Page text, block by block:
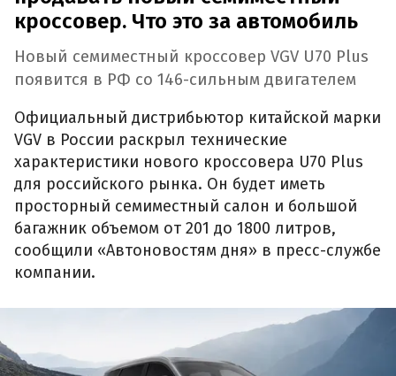
кроссовер. Что это за автомобиль
Новый семиместный кроссовер VGV U70 Plus
появится в РФ со 146-сильным двигателем
Официальный дистрибьютор китайской марки
VGV в России раскрыл технические
характеристики нового кроссовера U70 Plus
для российского рынка. Он будет иметь
просторный семиместный салон и большой
багажник объемом от 201 до 1800 литров,
сообщили «Автоновостям дня» в пресс-службе
компании.